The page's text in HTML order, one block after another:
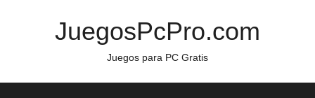
JuegosPcPro.com
Juegos para PC Gratis